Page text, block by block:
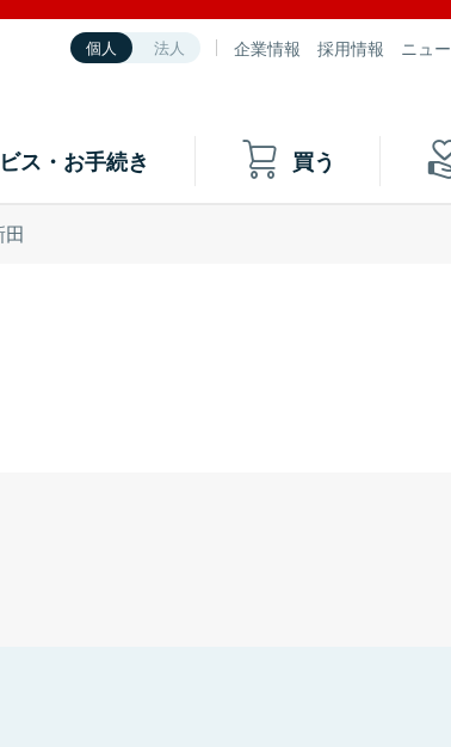
個人 法人 企業情報 採用情報 ニュ
ス・お手続き 買う